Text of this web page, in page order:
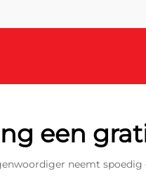
een
neemt